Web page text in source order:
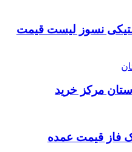
2.5*3 لاستیکی نسوز لیست قیمت